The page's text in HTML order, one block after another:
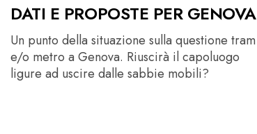
DATI E PROPOSTE PER GENOVA
Un punto della situazione sulla questione tram
e/o metro a Genova. Riuscirà il capoluogo
ligure ad uscire dalle sabbie mobili?